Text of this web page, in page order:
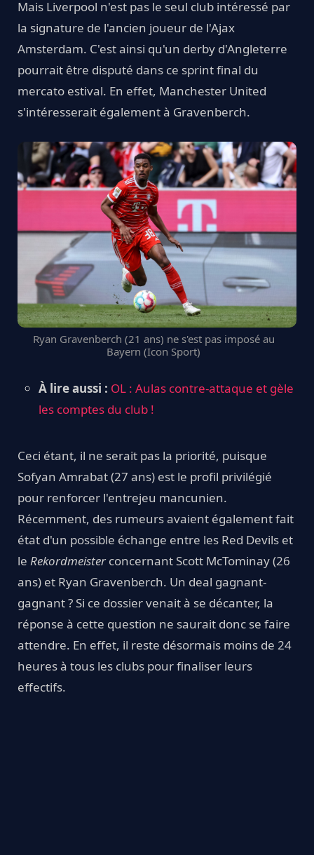
Mais Liverpool n'est pas le seul club intéressé par
la signature de l'ancien joueur de l'Ajax
Amsterdam. C'est ainsi qu'un derby d'Angleterre
pourrait être disputé dans ce sprint final du
mercato estival. En effet, Manchester United
s'intéresserait également à Gravenberch.
Ryan Gravenberch (21 ans) ne s'est pas imposé au
Bayern (Icon Sport)
À lire aussi : OL : Aulas contre-attaque et gèle
les comptes du club !
Ceci étant, il ne serait pas la priorité, puisque
Sofyan Amrabat (27 ans) est le profil privilégié
pour renforcer l'entrejeu mancunien.
Récemment, des rumeurs avaient également fait
état d'un possible échange entre les Red Devils et
le Rekordmeisterconcernant Scott McTominay (26
ans) et Ryan Gravenberch. Un deal gagnant-
gagnant ? Si ce dossier venait à se décanter, la
réponse à cette question ne saurait donc se faire
attendre. En effet, il reste désormais moins de 24
heures à tous les clubs pour finaliser leurs
effectifs.